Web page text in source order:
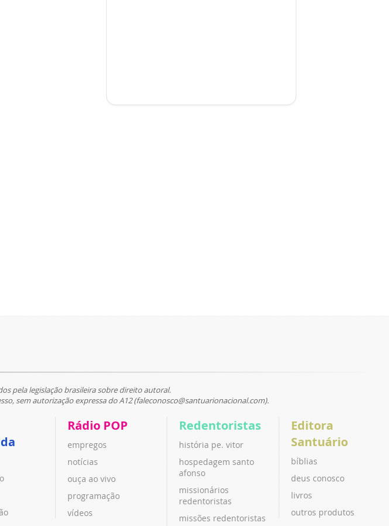
pela legislação brasileira sobre direito autoral.
sem autorização expressa do A12 (faleconosco@santuarionacional.com).
Rádio POP
empregos
notícias
ouça ao vivo
programação
vídeos
Redentoristas
história pe. vitor
hospedagem santo
afonso
missionários
redentoristas
missões redentoristas
Editora
Santuário
bíblias
deus conosco
livros
outros produtos